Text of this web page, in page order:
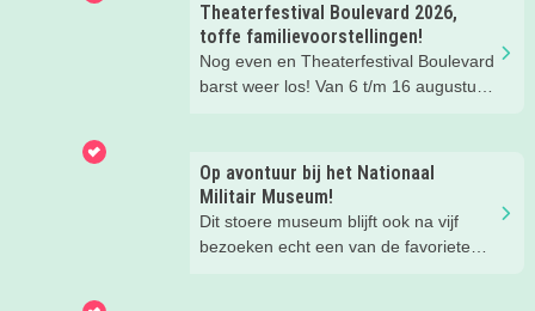
Theaterfestival Boulevard 2026,
toffe familievoorstellingen!
Nog even en Theaterfestival Boulevard
barst weer los! Van 6 t/m 16 augustus
jeugdvoorstellingen, creatieve
workshops, straattheater en het
gezellige familieplein IK MAAK MEE.
Omdat er iedere dag zoveel te beleven
Op avontuur bij het Nationaal
Militair Museum!
Dit stoere museum blijft ook na vijf
bezoeken echt een van de favoriete